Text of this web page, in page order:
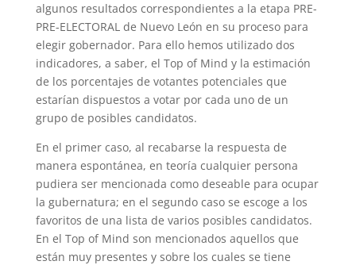
algunos resultados correspondientes a la etapa PRE-
PRE-ELECTORAL de Nuevo León en su proceso para
elegir gobernador. Para ello hemos utilizado dos
indicadores, a saber, el Top of Mind y la estimación
de los porcentajes de votantes potenciales que
estarían dispuestos a votar por cada uno de un
grupo de posibles candidatos.
En el primer caso, al recabarse la respuesta de
manera espontánea, en teoría cualquier persona
pudiera ser mencionada como deseable para ocupar
la gubernatura; en el segundo caso se escoge a los
favoritos de una lista de varios posibles candidatos.
En el Top of Mind son mencionados aquellos que
están muy presentes y sobre los cuales se tiene